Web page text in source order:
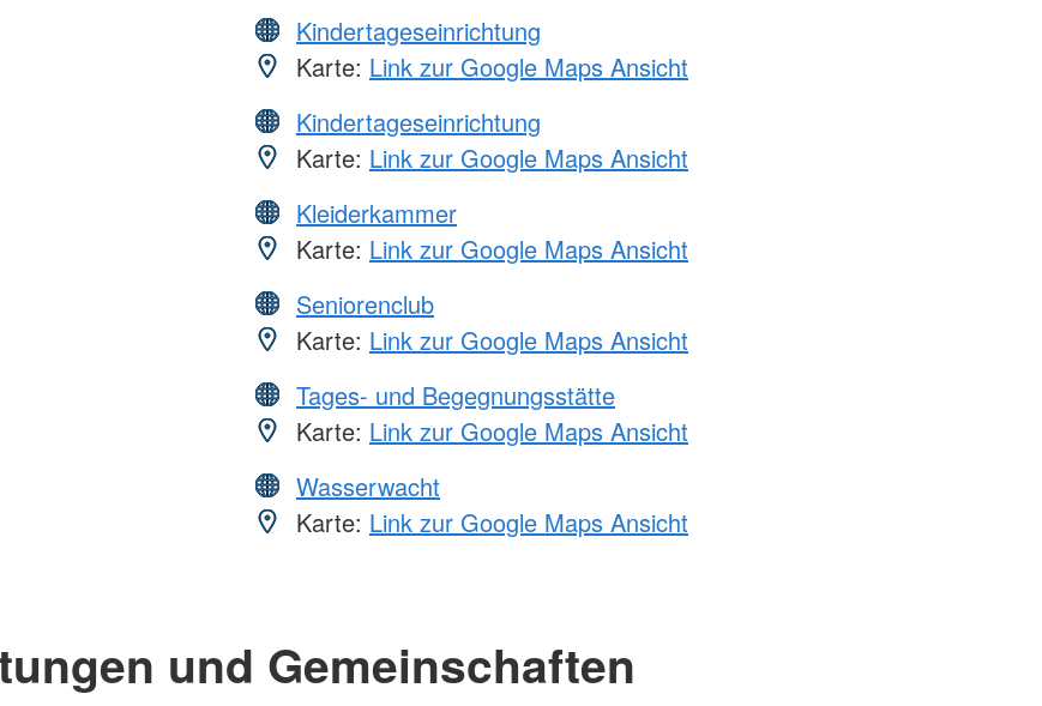
Kindertageseinrichtung
Karte: Link zur Google Maps Ansicht
Kindertageseinrichtung
Karte: Link zur Google Maps Ansicht
Kleiderkammer
Karte: Link zur Google Maps Ansicht
Seniorenclub
Karte: Link zur Google Maps Ansicht
Tages- und Begegnungsstätte
Karte: Link zur Google Maps Ansicht
Wasserwacht
Karte: Link zur Google Maps Ansicht
und Gemeinschaften